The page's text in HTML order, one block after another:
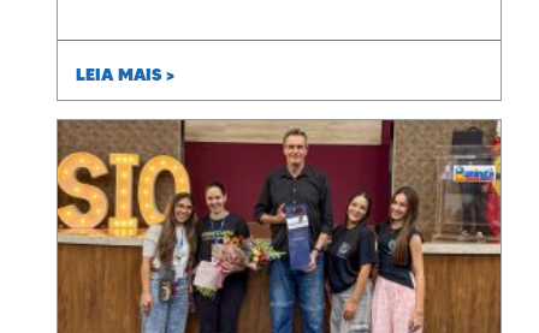
LEIA MAIS >